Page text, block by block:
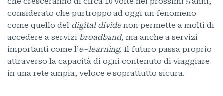
considerato che purtroppo ad oggi un fenomeno
come quello del digital dividenon permette a molti di
accedere a servizi broadband, ma anche a servizi
importanti come l’e–learning. Il futuro passa proprio
attraverso la capacità di ogni contenuto di viaggiare
in una rete ampia, veloce e soprattutto sicura.